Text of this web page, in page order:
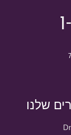
שלנו